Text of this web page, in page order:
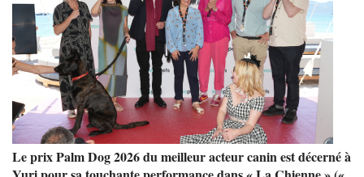
Le prix Palm Dog 2026 du meilleur acteur canin est décerné à